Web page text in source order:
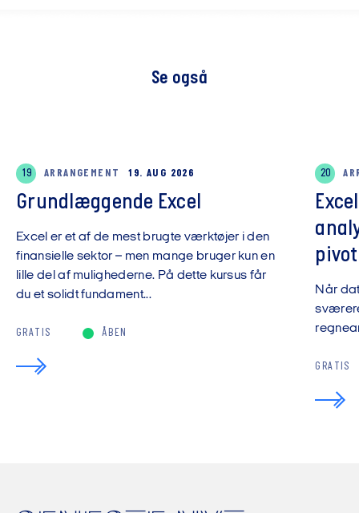
Se også
19 ARRANGEMENT 19. AUG 2026
Grundlæggende Excel
Excel er et af de mest brugte værktøjer i den
finansielle sektor – men mange bruger kun en
lille del af mulighederne. På dette kursus får
du et solidt fundament...
GRATIS ÅBEN
20
Når
GRATIS